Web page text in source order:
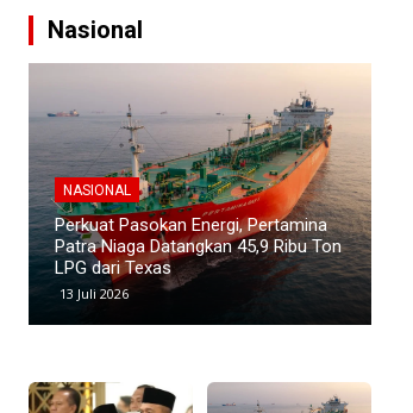
Nasional
NASIONAL
Direktur Pertamina Patra Niaga
Terima Satyalancana Pembangunan
atas Kontribusi di Sektor Energi
9 Mei 2026